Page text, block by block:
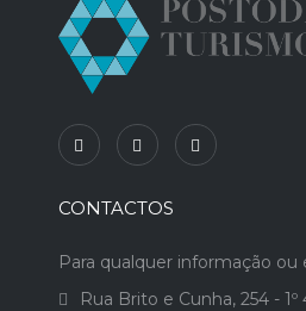
CONTACTOS
Para qualquer informação
Rua Brito e Cunha, 254 -